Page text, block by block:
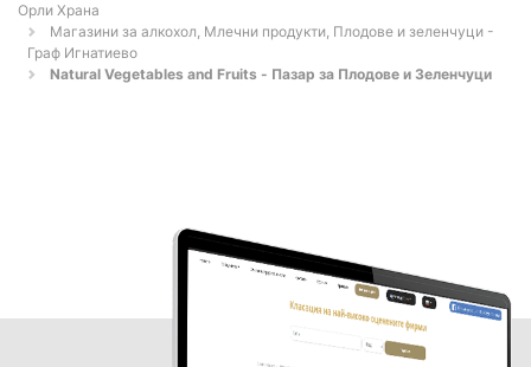
Орли Храна
Магазини за алкохол, Млечни продукти, Плодове и зеленчуци -
Граф Игнатиево
Natural Vegetables and Fruits - Пазар за Плодове и Зеленчуци